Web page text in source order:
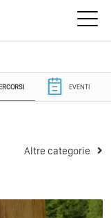
EVENTI
Altre categorie